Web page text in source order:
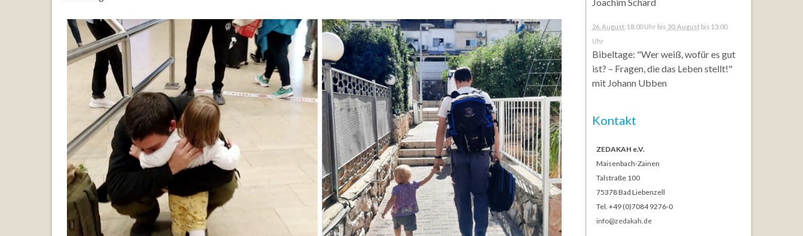
26. August, 18:00 Uhr bis 30. Augustbis 13:00
Uhr
Bibeltage: "Wer weiß, wofür es gut
ist? – Fragen, die das Leben stellt!"
mit Johann Ubben
Kontakt
ZEDAKAH e.V.
Maisenbach-Zainen
Talstraße 100
75378 Bad Liebenzell
Tel. +49 (0)7084 9276-0
info@zedakah.de